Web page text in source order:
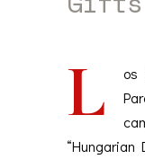
L os
“Hungarian